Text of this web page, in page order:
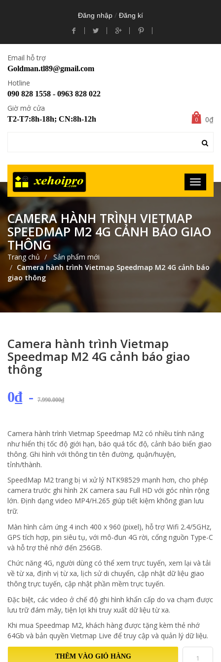
Đăng nhập / Đăng kí
Email hỗ trợ
Goldman.tl89@gmail.com
Hotline
090 828 1558 - 0963 828 022
Giờ mở cửa
T2-T7:8h-18h; CN:8h-12h 0 0₫
CAMERA HÀNH TRÌNH VIETMAP
SPEEDMAP M2 4G CẢNH BÁO GIAO
THÔNG
Trang chủ
Sản phẩm mới
Camera hành trình Vietmap Speedmap M2 4G cảnh báo
giao thông
Camera hành trình Vietmap
Speedmap M2 4G cảnh báo giao
thông
0₫ - 7.990.000₫
Camera hành trình Vietmap Speedmap M2 có nhiều tính năng
như hiển thị tốc độ giới hạn, báo quá tốc độ, cảnh báo biển giao
thông. Ghi hình với thông tin tên đường, quận/huyện,
tỉnh/thành.
SpeedMap M2 trang bị vi xử lý NTK98529 mạnh hơn, cho phép
camera trước ghi hình 2K camera sau Full HD với góc nhìn rộng
lớn. Định dạng video MP4/H.265 giúp tiết kiệm không gian lưu
trữ.
Màn hình cảm ứng 4 inch 400 x 960 (pixel), hỗ trợ Wifi 2.4/5GHz,
GPS tích hợp, pin siêu tụ, với mô-đun 4G rời, cổng nguồn Type-C
và hỗ trợ thẻ nhớ đến 256GB.
Chức năng 4G, người dùng có thể xem trực tuyến, xem lại và tải
về từ xa, định vị từ xa, lịch sử di chuyển, cập nhật dữ liệu giao
thông trực tuyến, cập nhật phần mềm trực tuyến.
Đặc biệt, các video ở chế độ ghi hình khẩn cấp do va chạm được
lưu trữ đám mây, tiện lợi khi truy xuất dữ liệu từ xa.
Khi mua Speedmap M2, khách hàng được tặng kèm thẻ nhớ
64Gb và bản quyền Vietmap Live để truy cập và quản lý dữ liệu.
THÊM VÀO GIỎ HÀNG